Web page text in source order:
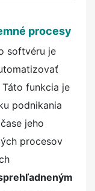
procesy
softvéru je
funkcia je
podnikania
jeho
procesov